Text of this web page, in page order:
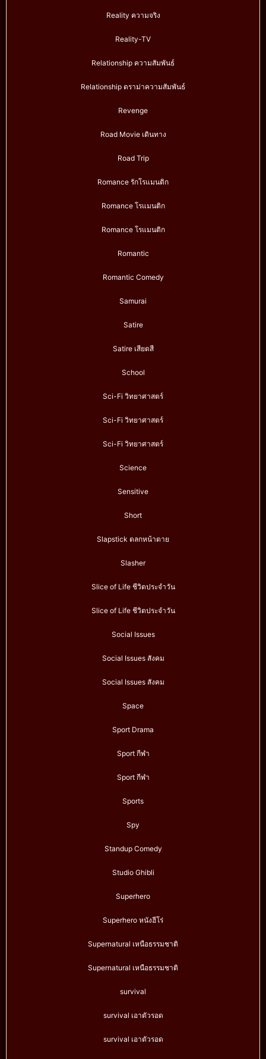
Reality ความจริง
Reality-TV
Relationship ความสัมพันธ์
Relationship ดราม่าความสัมพันธ์
Revenge
Road Movie เดินทาง
Road Trip
Romance รักโรแมนติก
Romance โรแมนติก
Romance โรแมนติก
Romantic
Romantic Comedy
Samurai
Satire
Satire เสียดสี
School
Sci-Fi วิทยาศาสตร์
Sci-Fi วิทยาศาสตร์
Sci-Fi วิทยาศาสตร์
Science
Sensitive
Short
Slapstick ตลกหน้าตาย
Slasher
Slice of Life ชีวิตประจำวัน
Slice of Life ชีวิตประจำวัน
Social Issues
Social Issues สังคม
Social Issues สังคม
Space
Sport Drama
Sport กีฬา
Sport กีฬา
Sports
Spy
Standup Comedy
Studio Ghibli
Superhero
Superhero หนังฮีโร่
Supernatural เหนือธรรมชาติ
Supernatural เหนือธรรมชาติ
survival
survival เอาตัวรอด
survival เอาตัวรอด